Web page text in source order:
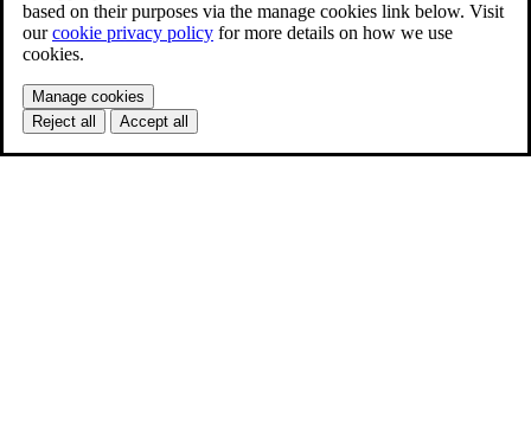
based on their purposes via the manage cookies link below. Visit
ourcookie privacy policy for more details on how we use
cookies.
Manage cookies
Reject all
Accept all